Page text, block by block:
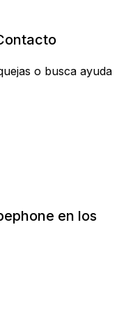
o busca ayuda
en los